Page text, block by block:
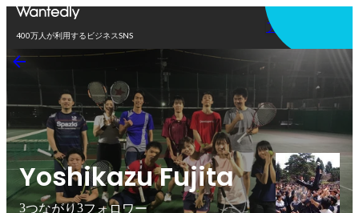
400万人が利用するビジネスSNS
アプリを使う
Yoshikazu Fujita
3つながり3フォロワー